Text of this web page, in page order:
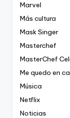
Marvel
Más cultura
Mask Singer
Masterchef
MasterChef
Me quedo en
Música
Netflix
Noticias